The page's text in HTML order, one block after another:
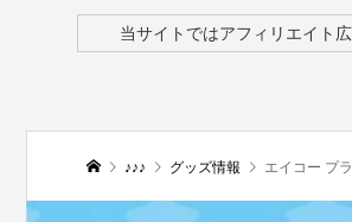
当サイトではアフィリエイト
♪♪♪ グッズ情報 エイコー プ